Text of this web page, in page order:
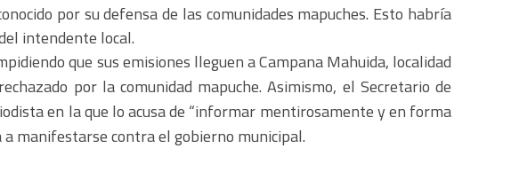
por su defensa de las comunidades mapuches. Esto habría
intendente local.
que sus emisiones lleguen a Campana Mahuida, localidad
por la comunidad mapuche. Asimismo, el Secretario de
en la que lo acusa de “informar mentirosamente y en forma
a manifestarse contra el gobierno municipal.